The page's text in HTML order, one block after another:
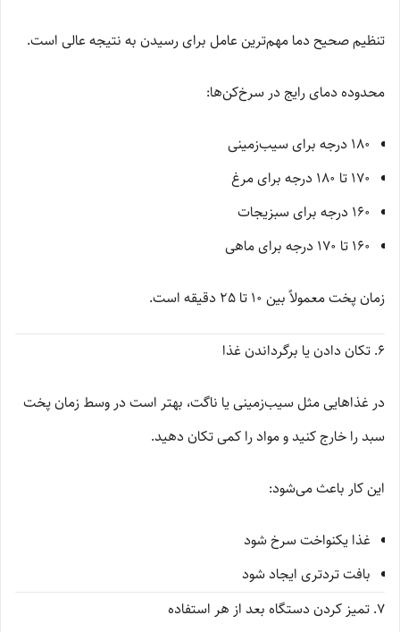
تنظیم صحیح دما مهم‌ترین عامل برای رسیدن به نتیجه عالی است.
محدوده دمای رایج در سرخ‌کن‌ها:
180 درجه برای سیب‌زمینی
170 تا 180 درجه برای مرغ
160 درجه برای سبزیجات
160 تا 170 درجه برای ماهی
زمان پخت معمولاً بین 10 تا 25 دقیقه است.
6. تکان دادن یا برگرداندن غذا
در غذاهایی مثل سیب‌زمینی یا ناگت، بهتر است در وسط زمان پخت
سبد را خارج کنید و مواد را کمی تکان دهید.
این کار باعث می‌شود:
غذا یکنواخت سرخ شود
بافت تردتری ایجاد شود
7. تمیز کردن دستگاه بعد از هر استفاده